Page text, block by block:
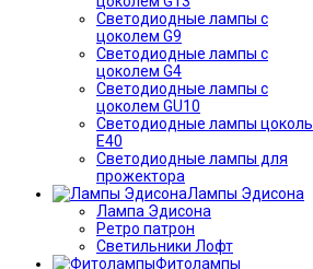
Светодиодные лампы с
цоколем G9
Светодиодные лампы с
цоколем G4
Светодиодные лампы с
цоколем GU10
Светодиодные лампы цоколь
Е40
Светодиодные лампы для
прожектора
Лампы Эдисона
Лампа Эдисона
Ретро патрон
Светильники Лофт
Фитолампы